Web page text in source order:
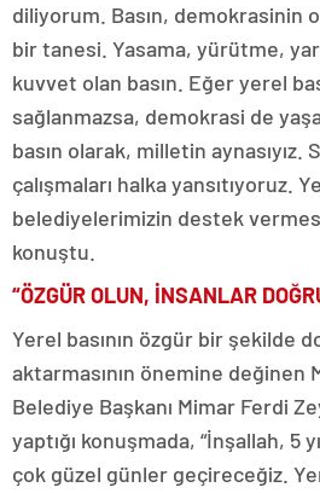
diliyorum. Basın, demokrasinin
bir tanesi. Yasama, yürütme,
kuvvet olan basın. Eğer yerel
sağlanmazsa, demokrasi de
basın olarak, milletin aynasıyız.
çalışmaları halka yansıtıyoruz.
belediyelerimizin destek
konuştu.
“ÖZGÜR OLUN, İNSANLAR
Yerel basının özgür bir şekilde
aktarmasının önemine değinen
Belediye Başkanı Mimar Ferdi
yaptığı konuşmada, “İnşallah, 5
çok güzel günler geçireceğiz.